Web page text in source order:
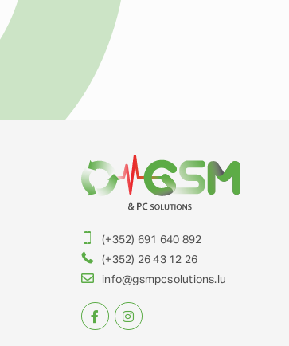
(+352) 691 640 892
(+352) 26 43 12 26
info@gsmpcsolutions.lu